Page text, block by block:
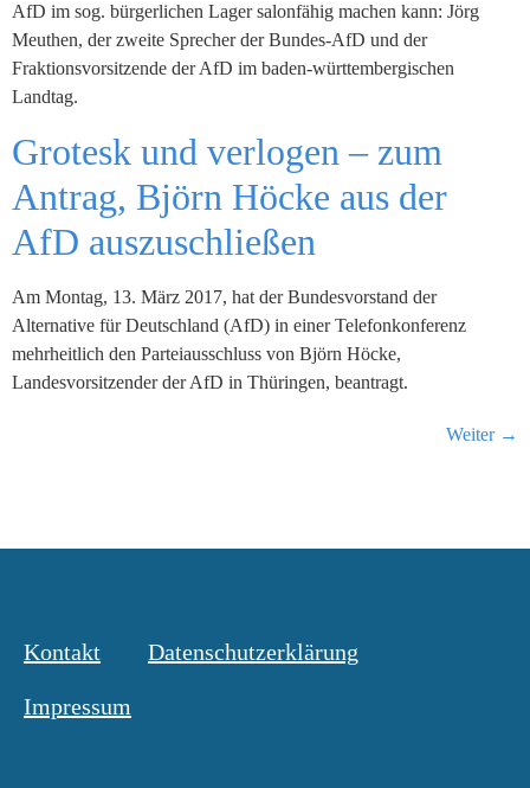
AfD im sog. bürgerlichen Lager salonfähig machen kann: Jörg
Meuthen, der zweite Sprecher der Bundes-AfD und der
Fraktionsvorsitzende der AfD im baden-württembergischen
Landtag.
Grotesk und verlogen – zum
Antrag, Björn Höcke aus der
AfD auszuschließen
Am Montag, 13. März 2017, hat der Bundesvorstand der
Alternative für Deutschland (AfD) in einer Telefonkonferenz
mehrheitlich den Parteiausschluss von Björn Höcke,
Landesvorsitzender der AfD in Thüringen, beantragt.
Weiter →
Kontakt Datenschutzerklärung
Impressum